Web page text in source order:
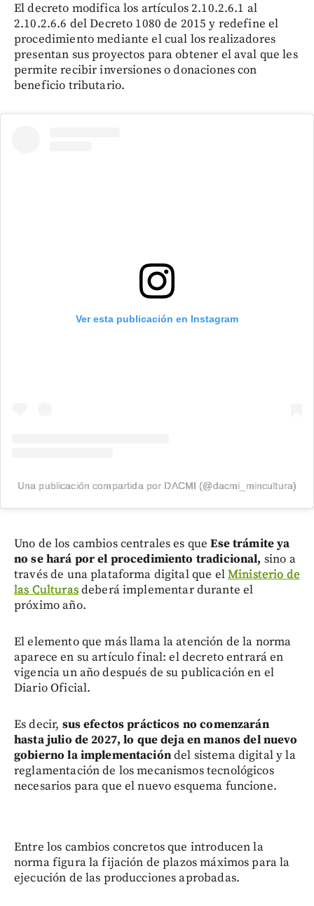
El decreto modifica los artículos 2.10.2.6.1 al
2.10.2.6.6 del Decreto 1080 de 2015 y redefine el
procedimiento mediante el cual los realizadores
presentan sus proyectos para obtener el aval que les
permite recibir inversiones o donaciones con
beneficio tributario.
Ver esta publicación en Instagram
Una publicación compartida por DACMI (@dacmi_mincultura)
Uno de los cambios centrales es que Ese trámite ya
no se hará por el procedimiento tradicional, sino a
través de una plataforma digital que elMinisterio de
las Culturasdeberá implementar durante el
próximo año.
El elemento que más llama la atención de la norma
aparece en su artículo final: el decreto entrará en
vigencia un año después de su publicación en el
Diario Oficial.
Es decir, sus efectos prácticos no comenzarán
hasta julio de 2027, lo que deja en manos del nuevo
gobierno la implementacióndel sistema digital y la
reglamentación de los mecanismos tecnológicos
necesarios para que el nuevo esquema funcione.
Entre los cambios concretos que introducen la
norma figura la fijación de plazos máximos para la
ejecución de las producciones aprobadas.